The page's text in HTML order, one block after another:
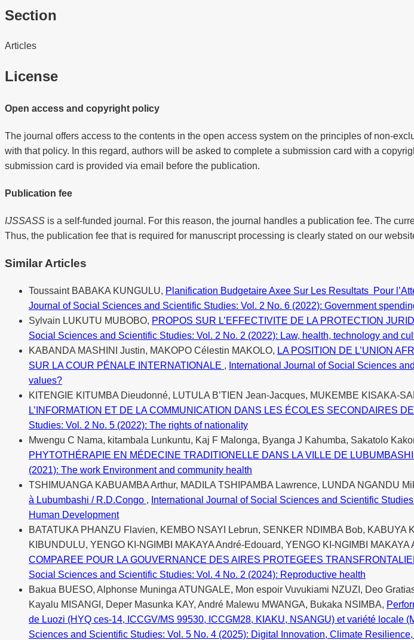
Section
Articles
License
Open access and copyright policy
The journal offers access to the contents in the open access system on the principles of non-
with that policy. In this regard, authors will be asked to complete a submission card with a
submission card is provided via email before the publication.
Publication fee
IJSSASS is a self-funded journal. For this reason, the journal handles a publication fee. The
Thus, the publication fee that is required for manuscript processing is clearly stated on our
Similar Articles
Toussaint BABAKA KUNGULU, Planification Budgetaire Axee Sur Les Resultats Pour
Journal of Social Sciences and Scientific Studies: Vol. 2 No. 6 (2022): Government
Sylvain LUKUTU MUBOBO, PROPOS SUR L’EFFECTIVITE DE LA PROTECTION
Social Sciences and Scientific Studies: Vol. 2 No. 2 (2022): Law, health, technology and
KABANDA MASHINI Justin, MAKOPO Célestin MAKOLO, LA POSITION DE L’UNION
SUR LA COUR PÉNALE INTERNATIONALE , International Journal of Social Sciences
values?
KITENGIE KITUMBA Dieudonné, LUTULA B’TIEN Jean-Jacques, MUKEMBE KISAKA-
L’INFORMATION ET DE LA COMMUNICATION DANS LES ÉCOLES SECONDAIRES
Studies: Vol. 2 No. 5 (2022): The rights of nationality
Mwengu C Nama, kitambala Lunkuntu, Kaj F Malonga, Byanga J Kahumba, Sakatolo
PHYTOTHÉRAPIE EN MÉDECINE TRADITIONELLE DANS LA VILLE DE
(2021): The work Environment and community health
TSHIMUANGA KABUAMBA Arthur, MADILA TSHIPAMBA Lawrence, LUNDA NGANDU
à Lubumbashi / R.D.Congo , International Journal of Social Sciences and Scientific
Human Development
BATATUKA PHANZU Flavien, KEMBO NSAYI Lebrun, SENKER NDIMBA Bob,
KIBUNDULU, YENGO KI-NGIMBI MAKAYA André-Edouard, YENGO KI-NGIMBI
COMPAREE POUR LA GOUVERNANCE DES AIRES PROTEGEES
Social Sciences and Scientific Studies: Vol. 4 No. 2 (2024): Reproductive health
Bakua BUESO, Alphonse Muninga ATUNGALE, Mon espoir Vuvukiami NZUZI, Deo
Kayalu MISANGI, Deper Masunka KAY, André Malewu MWANGA, Bukaka NSIMBA,
de Luozi (HYQ ces-14, ICCGV/MS 99530, ICCGM28, KIAKU, NSANGU) et variété locale
Sciences and Scientific Studies: Vol. 5 No. 4 (2025): Digital Innovation, Climate